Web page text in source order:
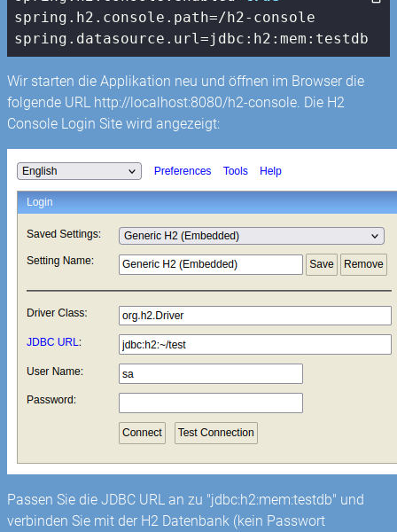
spring.h2. console .path=/h2- console
spring.datasource.url=jdbc:h2:mem:testdb
Wir starten die Applikation neu und öffnen im Browser die
folgende URL http://localhost:8080/h2-console. Die H2
Console Login Site wird angezeigt:
Passen Sie die JDBC URL an zu "jdbc:h2:mem:testdb" und
verbinden Sie mit der H2 Datenbank (kein Passwort